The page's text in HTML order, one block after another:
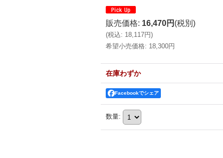
販売価格: 16,470円 (税別)
(税込: 18,117円)
希望小売価格: 18,300円
在庫わずか
Facebookでシェア
数量: